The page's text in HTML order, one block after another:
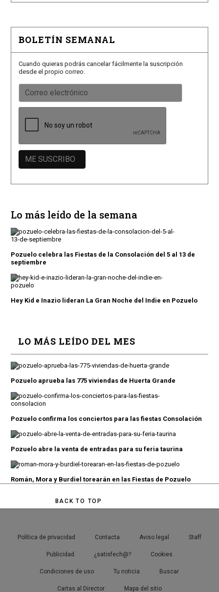
BOLETÍN SEMANAL
Cuando quieras podrás cancelar fácilmente la suscripción
desde el propio correo.
Lo más leído de la semana
Pozuelo celebra las Fiestas de la Consolación del 5 al 13 de
septiembre
Hey Kid e Inazio lideran La Gran Noche del Indie en Pozuelo
LO MÁS LEÍDO DEL MES
Pozuelo aprueba las 775 viviendas de Huerta Grande
Pozuelo confirma los conciertos para las fiestas Consolación
Pozuelo abre la venta de entradas para su feria taurina
Román, Mora y Burdiel torearán en las Fiestas de Pozuelo
BACK TO TOP
Política de privacidad Contacta Aviso legal Staff
Publicidad ¿satisfech@? Cookies
Condiciones de uso Tu noticia Buscar
Cartas al Director Mapa del sitio